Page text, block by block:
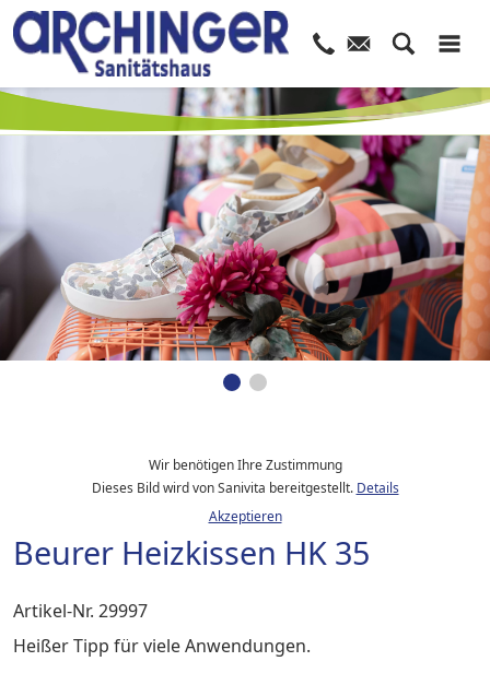
Wir benötigen Ihre Zustimmung
Dieses Bild wird von Sanivita bereitgestellt. Details
Akzeptieren
Beurer Heizkissen HK 35
Artikel-Nr. 29997
Heißer Tipp für viele Anwendungen.